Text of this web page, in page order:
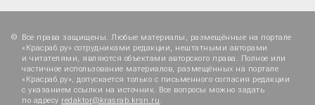
Все права защищены. Любые материалы, размещённые на портале
«Красраб.ру» сотрудниками редакции, нештатными авторами
и читателями, являются объектами авторского права. Полное или
частичное использование материалов, размещённых на портале
«Красраб.ру», допускается только с письменного согласия редакции
с указанием ссылки на источник. Все вопросы можно задать
по адресу redaktor@krasrab.krsn.ru.